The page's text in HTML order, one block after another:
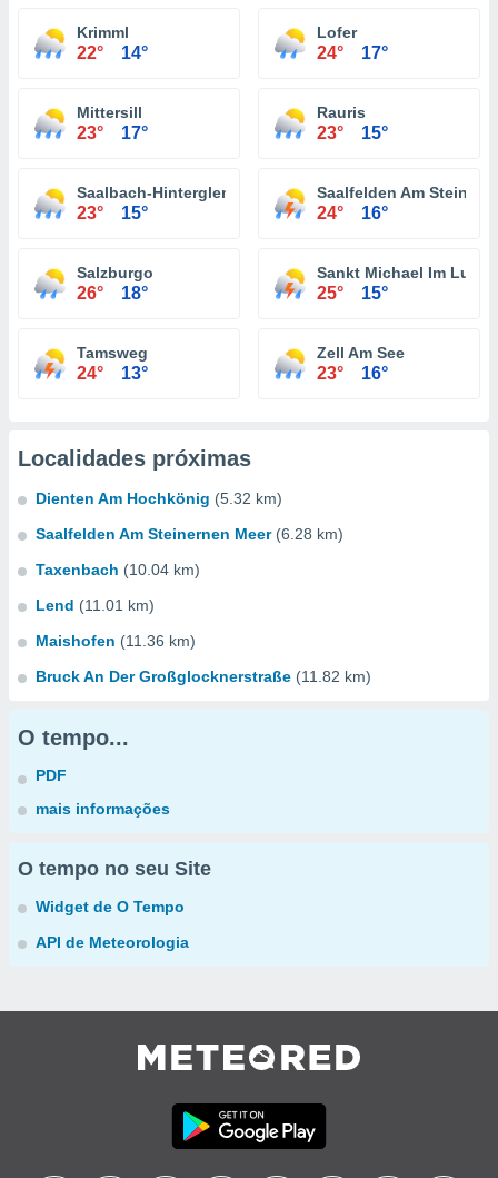
Krimml
22° 14°
Lofer
24° 17°
Mittersill
23° 17°
Rauris
23° 15°
Saalbach-Hinterglemm
23° 15°
Saalfelden Am
24° 16°
Salzburgo
26° 18°
Sankt Michael Im
25° 15°
Tamsweg
24° 13°
Zell Am See
23° 16°
Localidades próximas
Dienten Am Hochkönig (5.32 km)
Saalfelden Am Steinernen Meer (6.28 km)
Taxenbach (10.04 km)
Lend (11.01 km)
Maishofen (11.36 km)
Bruck An Der Großglocknerstraße (11.82 km)
O tempo...
PDF
mais informações
O tempo no seu Site
Widget de O Tempo
API de Meteorologia